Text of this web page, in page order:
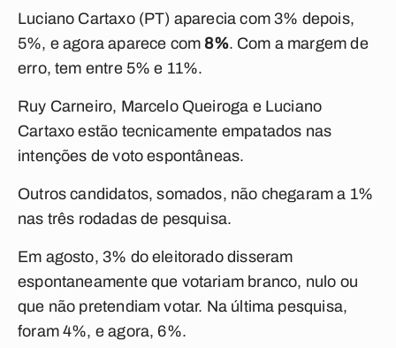
Luciano Cartaxo (PT) aparecia com 3% depois,
5%, e agora aparece com 8%. Com a margem de
erro, tem entre 5% e 11%.
Ruy Carneiro, Marcelo Queiroga e Luciano
Cartaxo estão tecnicamente empatados nas
intenções de voto espontâneas.
Outros candidatos, somados, não chegaram a 1%
nas três rodadas de pesquisa.
Em agosto, 3% do eleitorado disseram
espontaneamente que votariam branco, nulo ou
que não pretendiam votar. Na última pesquisa,
foram 4%, e agora, 6%.